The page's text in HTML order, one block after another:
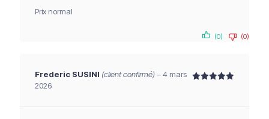
Prix normal
(0) (0)
Frederic SUSINI (client confirmé)–4 mars
2026